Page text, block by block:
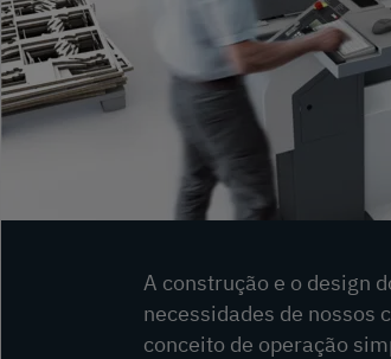
A construção e o design
necessidades de nossos
conceito de operação